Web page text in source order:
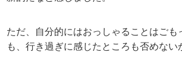
ただ、自分的にはおっしゃることはごも
も、行き過ぎに感じたところも否めない